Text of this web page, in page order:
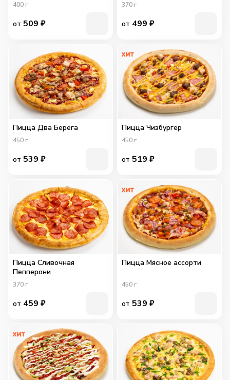
400 г
от 509 ₽
370 г
от 499 ₽
Пицца Два Берега
450 г
от 539 ₽
Пицца Чизбургер
450 г
от 519 ₽
Пицца Сливочная
Пепперони
370 г
от 459 ₽
Пицца Мясное ассорти
450 г
от 539 ₽